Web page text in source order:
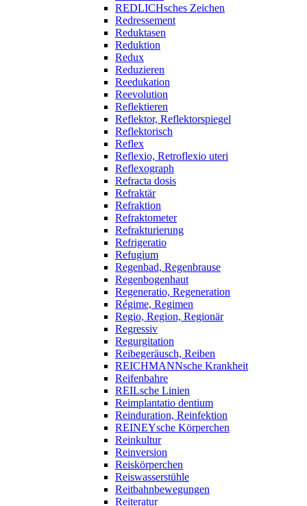
REDLICHsches Zeichen
Redressement
Reduktasen
Reduktion
Redux
Reduzieren
Reedukation
Reevolution
Reflektieren
Reflektor, Reflektorspiegel
Reflektorisch
Reflex
Reflexio, Retroflexio uteri
Reflexograph
Refracta dosis
Refraktär
Refraktion
Refraktometer
Refrakturierung
Refrigeratio
Refugium
Regenbad, Regenbrause
Regenbogenhaut
Regeneratio, Regeneration
Régime, Regimen
Regio, Region, Regionär
Regressiv
Regurgitation
Reibegeräusch, Reiben
REICHMANNsche Krankheit
Reifenbahre
REILsche Linien
Reimplantatio dentium
Reinduration, Reinfektion
REINEYsche Körperchen
Reinkultur
Reinversion
Reiskörperchen
Reiswasserstühle
Reitbahnbewegungen
Reiteratur